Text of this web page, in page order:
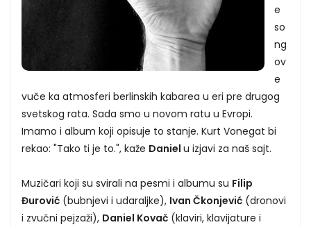
e
so
ng
ov
e
vuče ka atmosferi berlinskih kabarea u eri pre drugog
svetskog rata. Sada smo u novom ratu u Evropi.
Imamo i album koji opisuje to stanje. Kurt Vonegat bi
rekao: "Tako ti je to.", kaže Daniel u izjavi za naš sajt.
Muzičari koji su svirali na pesmi i albumu su Filip
Đurović (bubnjevi i udaraljke), Ivan Čkonjević (dronovi
i zvučni pejzaži), Daniel Kovač (klaviri, klavijature i